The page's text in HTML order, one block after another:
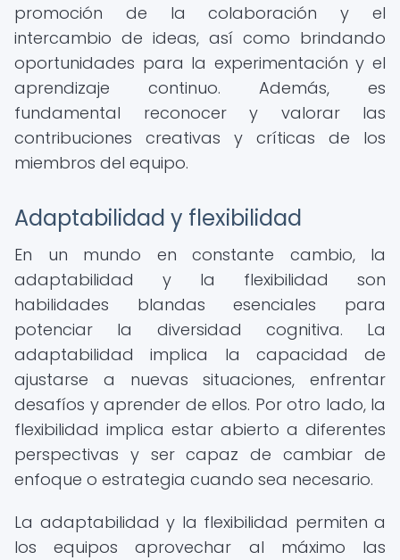
promoción de la colaboración y el
intercambio de ideas, así como brindando
oportunidades para la experimentación y el
aprendizaje continuo. Además, es
fundamental reconocer y valorar las
contribuciones creativas y críticas de los
miembros del equipo.
Adaptabilidad y flexibilidad
En un mundo en constante cambio, la
adaptabilidad y la flexibilidad son
habilidades blandas esenciales para
potenciar la diversidad cognitiva. La
adaptabilidad implica la capacidad de
ajustarse a nuevas situaciones, enfrentar
desafíos y aprender de ellos. Por otro lado, la
flexibilidad implica estar abierto a diferentes
perspectivas y ser capaz de cambiar de
enfoque o estrategia cuando sea necesario.
La adaptabilidad y la flexibilidad permiten a
los equipos aprovechar al máximo las